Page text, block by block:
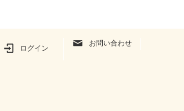
ログイン
お問い合わせ